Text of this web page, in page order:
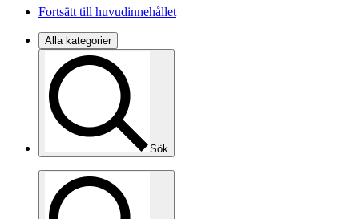
Fortsätt till huvudinnehållet
Alla kategorier
Sök